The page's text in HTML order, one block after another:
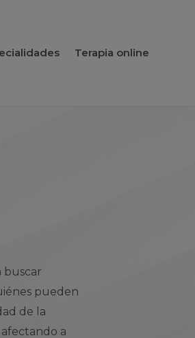
Terapia online
buscar
pueden
de la
a